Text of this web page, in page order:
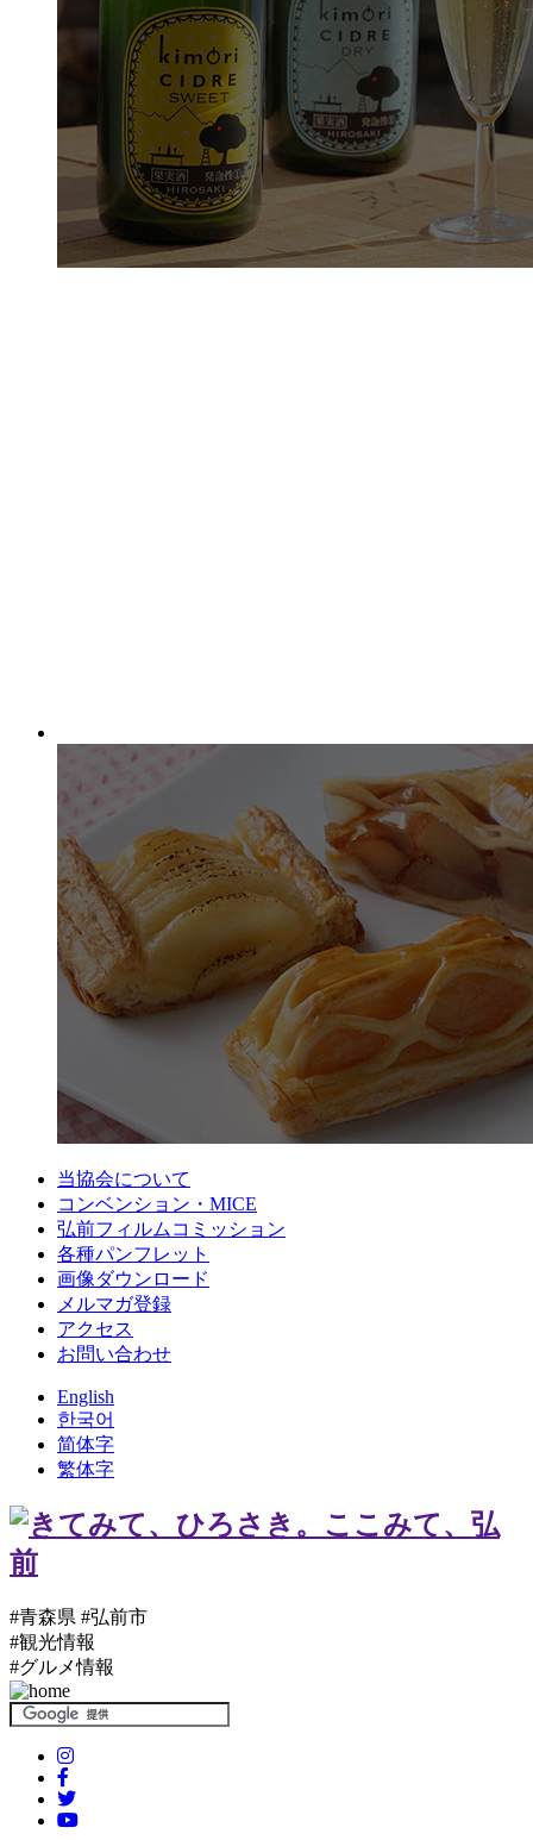
当協会について
コンベンション・MICE
弘前フィルムコミッション
各種パンフレット
画像ダウンロード
メルマガ登録
アクセス
お問い合わせ
English
한국어
简体字
繁体字
#青森県 #弘前市
#観光情報
#グルメ情報